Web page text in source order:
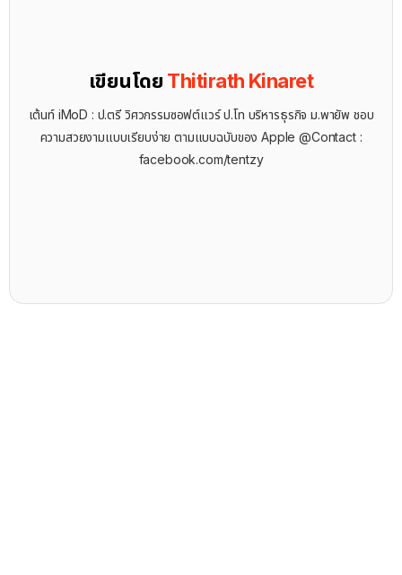
เขียนโดย Thitirath Kinaret
เต้นท์ iMoD : ป.ตรี วิศวกรรมซอฟต์แวร์ ป.โท บริหารธุรกิจ ม.พายัพ ชอบ
ความสวยงามแบบเรียบง่าย ตามแบบฉบับของ Apple @Contact :
facebook.com/tentzy